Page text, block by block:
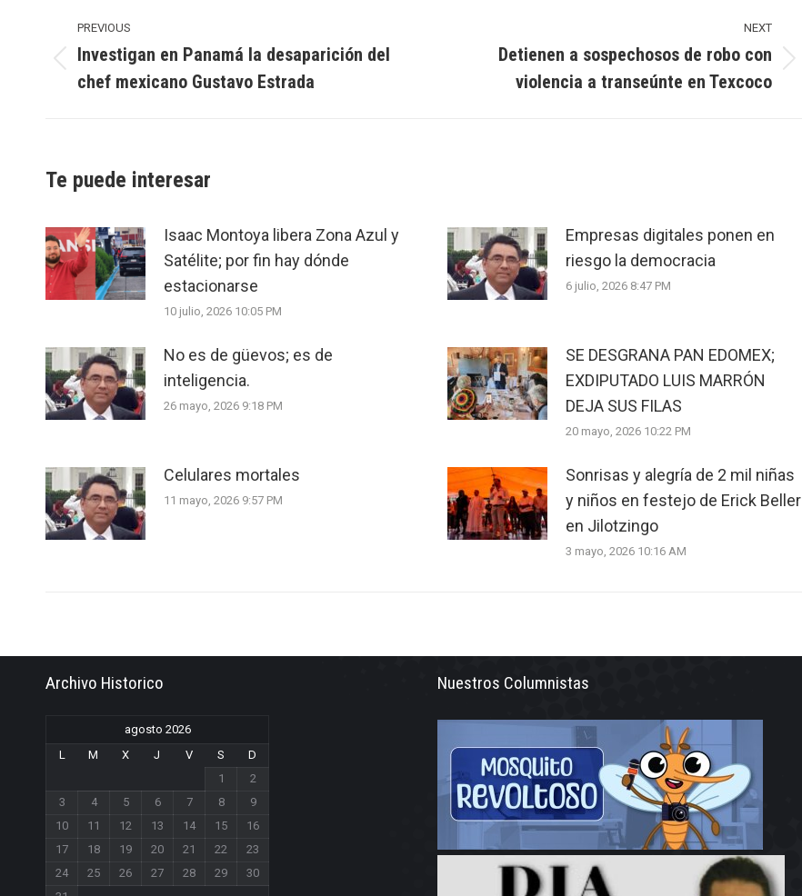
navigation
PREVIOUS
Previous
post:
Investigan en Panamá la desaparición del
chef mexicano Gustavo Estrada
NEXT
Detienen a sospechosos de robo con
violencia a transeúnte en Texcoco
Te puede interesar
Isaac Montoya libera Zona Azul y
Satélite; por fin hay dónde
estacionarse
10 julio, 2026 10:05 PM
Empresas digitales ponen en
riesgo la democracia
6 julio, 2026 8:47 PM
No es de güevos; es de
inteligencia.
26 mayo, 2026 9:18 PM
SE DESGRANA PAN EDOMEX;
EXDIPUTADO LUIS MARRÓN
DEJA SUS FILAS
20 mayo, 2026 10:22 PM
Celulares mortales
11 mayo, 2026 9:57 PM
Sonrisas y alegría de 2 mil niñas
y niños en festejo de Erick Beller
en Jilotzingo
3 mayo, 2026 10:16 AM
Archivo Historico
agosto 2026
L
M X J V S
D
1
2
3
4 5 6 7 8
9
10
11 12 13 14 15
16
17
18 19 20 21 22
23
24
25 26 27 28 29
30
Nuestros Columnistas